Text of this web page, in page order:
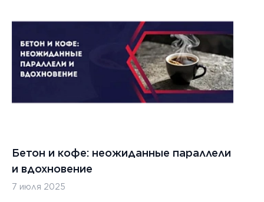
г.
Бетон и кофе: неожиданные параллели
и вдохновение
7 июля 2025